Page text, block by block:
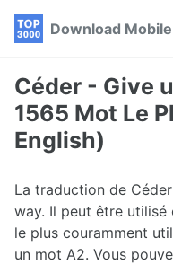
Skip
navigation
Skip
Skip
Download
Céder - Give
1565 Mot Le
English)
La traduction de
way. Il peut être utilisé
le plus couramment
un mot A2. Vous